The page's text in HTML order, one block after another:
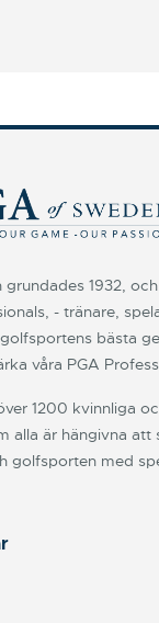
grundades 1932,
- tränare,
bästa
våra PGA
1200 kvinnliga
alla är hängivna att
golfsporten med